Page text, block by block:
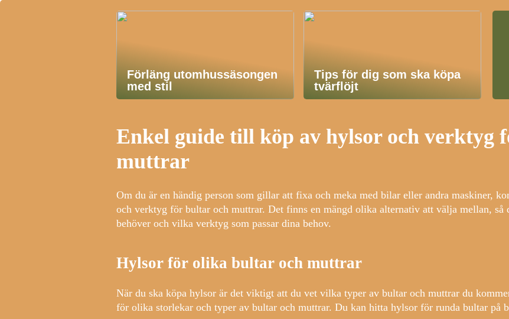
Förläng utomhussäsongen
med stil
Tips för dig som ska köpa
tvärflöjt
Enkel guide till köp av hylsor och verktyg
muttrar
Om du är en händig person som gillar att fixa och meka med bilar eller andra maskiner,
och verktyg för bultar och muttrar. Det finns en mängd olika alternativ att välja mellan, så
behöver och vilka verktyg som passar dina behov.
Hylsor för olika bultar och muttrar
När du ska köpa hylsor är det viktigt att du vet vilka typer av bultar och muttrar du
för olika storlekar och typer av bultar och muttrar. Du kan hitta hylsor för runda bultar på